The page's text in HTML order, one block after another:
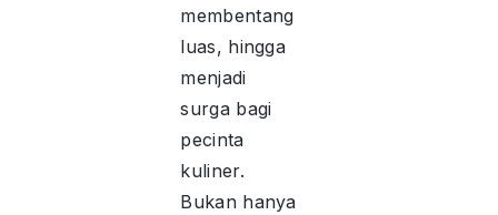
membentang
luas, hingga
menjadi
surga bagi
pecinta
kuliner.
Bukan hanya